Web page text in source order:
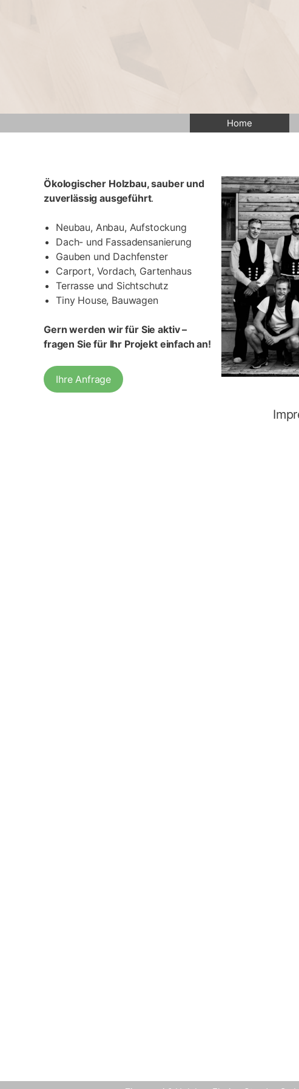
Home
Ökologischer Holzbau, sauber und
zuverlässig ausgeführt.
Neubau, Anbau, Aufstockung
Dach- und Fassadensanierung
Gauben und Dachfenster
Carport, Vordach, Gartenhaus
Terrasse und Sichtschutz
Tiny House, Bauwagen
Gern werden wir für Sie aktiv –
fragen Sie für Ihr Projekt einfach an!
Ihre Anfrage